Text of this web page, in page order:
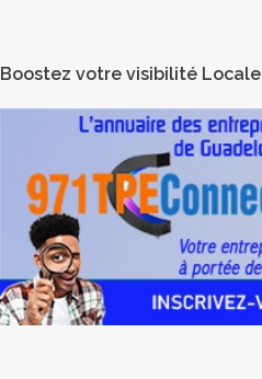
Boostez votre visibilité Locale